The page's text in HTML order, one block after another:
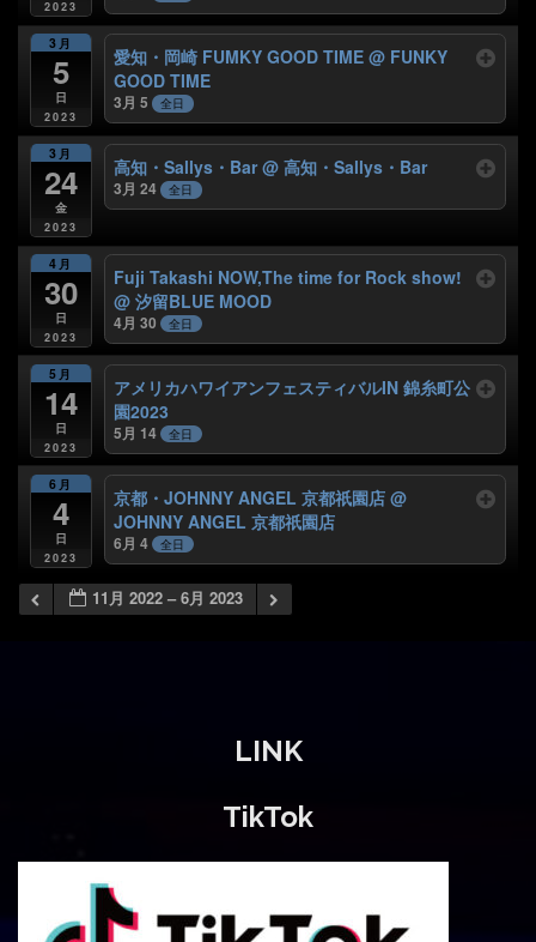
2023
3月
5
日
2023
愛知・岡崎 FUMKY GOOD TIME@ FUNKY
GOOD TIME
3月 5 全日
3月
24
金
2023
高知・Sallys・Bar@ 高知・Sallys・Bar
3月 24 全日
4月
30
日
2023
Fuji Takashi NOW,The time for Rock show!
@ 汐留BLUE MOOD
4月 30 全日
5月
14
日
2023
アメリカハワイアンフェスティバルIN 錦糸町公
園2023
5月 14 全日
6月
4
日
2023
京都・JOHNNY ANGEL 京都祇園店@
JOHNNY ANGEL 京都祇園店
6月 4 全日
11月 2022 – 6月 2023
LINK
TikTok